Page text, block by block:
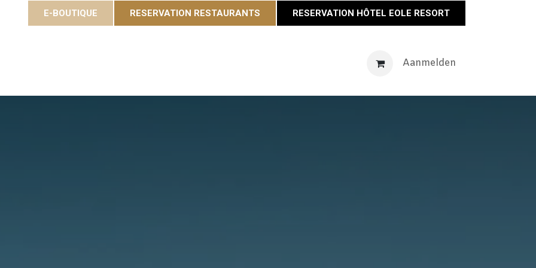
E-BOUTIQUE RESERVATION RESTAURANTS RESERVATION HÔTEL EOLE RESORT
Maison Éole Neem contact op met
Aanmelden